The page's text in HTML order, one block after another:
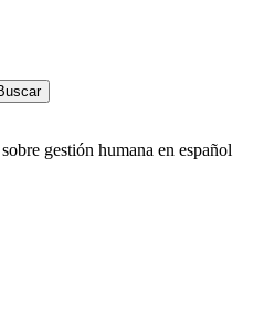
gestión humana en español